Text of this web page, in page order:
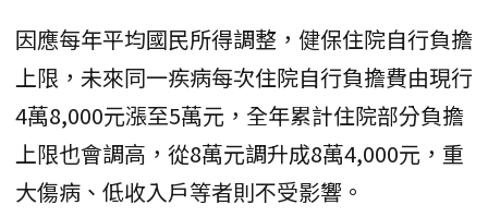
因應每年平均國民所得調整，健保住院自行負擔
上限，未來同一疾病每次住院自行負擔費由現行
4萬8,000元漲至5萬元，全年累計住院部分負擔
上限也會調高，從8萬元調升成8萬4,000元，重
大傷病、低收入戶等者則不受影響。